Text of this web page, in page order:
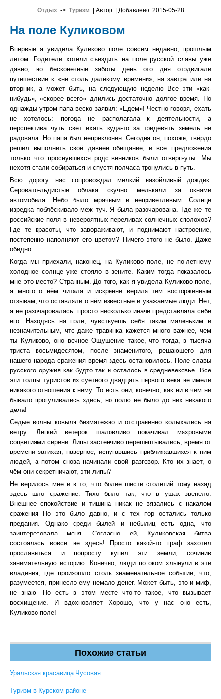
Отдых-> Туризм | Автор: | Добавлено: 2015-05-28
На поле Куликовом
Впервые я увидела Куликово поле совсем недавно, прошлым
летом. Родители хотели съездить на поле русской славы уже
давно, но бесконечные заботы день ото дня отодвигали
путешествие к «не столь далёкому времени», на завтра или на
вторник, а может быть, на следующую неделю Все эти «как-
нибудь», «скорее всего» длились достаточно долгое время. Но
однажды утром папа веско заявил: «Едем»! Честно говоря, ехать
не хотелось: погода не располагала к деятельности, а
перспектива чуть свет ехать куда-то за тридевять земель не
радовала. Но папа был непреклонен. Сегодня он, похоже, твёрдо
решил выполнить своё давнее обещание, и все предложения
только что проснувшихся родственников были отвергнуты. Мы
нехотя стали собираться и спустя полчаса тронулись в путь.
Всю дорогу нас сопровождал мелкий назойливый дождик.
Серовато-льдистые облака скучно мелькали за окнами
автомобиля. Небо было мрачным и неприветливым. Солнце
изредка поблёскивало меж туч. Я была разочарована. Где же те
российские поля в невероятных переливах солнечных сполохов?
Где те красоты, что завораживают, и поднимают настроение,
постепенно наполняют его цветом? Ничего этого не было. Даже
обидно.
Когда мы приехали, наконец, на Куликово поле, не по-летнему
холодное солнце уже стояло в зените. Каким тогда показалось
мне это место? Странным. До того, как я увидела Куликово поле,
я много о нём читала и искренне верила тем восторженным
отзывам, что оставляли о нём известные и уважаемые люди. Нет,
я не разочаровалась, просто несколько иначе представляла себе
его. Находясь на поле, чувствуешь себя таким маленьким и
незначительным, что даже травинка кажется много важнее, чем
ты Куликово, оно вечное Ощущение такое, что тогда, в тысяча
триста восьмидесятом, после знаменитого, решающего для
нашего народа сражения время здесь остановилось. Поле славы
русского оружия как будто так и осталось в средневековье. Все
эти толпы туристов из суетного двадцать первого века не имели
никакого отношения к нему. То есть они, конечно, как ни в чем ни
бывало прогуливались здесь, но полю не было до них никакого
дела!
Седые волны ковыля безмятежно и отстраненно колыхались на
ветру. Легкий ветерок шаловливо покачивал махровыми
соцветиями сирени. Липы застенчиво перешёптывались, время от
времени затихая, наверное, испугавшись приближавшихся к ним
людей, а потом снова начинали свой разговор. Кто их знает, о
чём они секретничают, эти липы?
Не верилось мне и в то, что более шести столетий тому назад
здесь шло сражение. Тихо было так, что в ушах звенело.
Внешнее спокойствие и тишина никак не вязались с накалом
сражения Но это было давно, и с тех пор остались только
предания. Однако среди былей и небылиц есть одна, что
заинтересовала меня. Согласно ей, Куликовская битва
состоялась вовсе не здесь! Просто какой-то граф захотел
прославиться и попросту купил эти земли, сочинив
занимательную историю. Конечно, люди потоком хлынули в эти
владения, где произошло столь знаменательное событие, что,
разумеется, принесло ему немало денег. Может быть, это и миф,
не знаю. Но есть в этом месте что-то такое, что вызывает
восхищение. И вдохновляет Хорошо, что у нас оно есть,
Куликово поле!
Похожие статьи
Уральская красавица Чусовая
Туризм в Курском районе